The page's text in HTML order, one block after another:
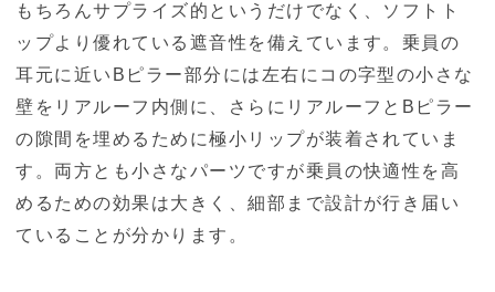
もちろんサプライズ的というだけでなく、ソフトト
ップより優れている遮音性を備えています。乗員の
耳元に近いBピラー部分には左右にコの字型の小さな
壁をリアルーフ内側に、さらにリアルーフとBピラー
の隙間を埋めるために極小リップが装着されていま
す。両方とも小さなパーツですが乗員の快適性を高
めるための効果は大きく、細部まで設計が行き届い
ていることが分かります。